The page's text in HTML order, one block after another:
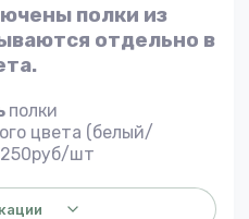
полки из
отдельно в
полки
цвета (белый/
шт